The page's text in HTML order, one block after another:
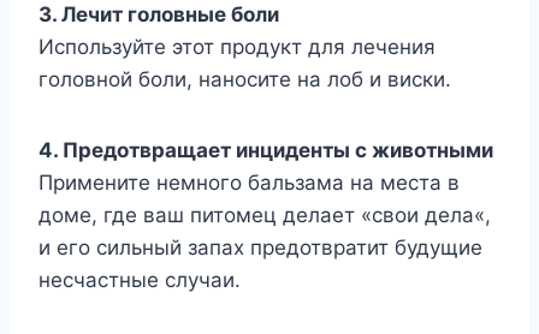
3. Лечит головные боли
Используйте этот продукт для лечения
головной боли, наносите на лоб и виски.
4. Предотвращает инциденты с животными
Примените немного бальзама на места в
доме, где ваш питомец делает «свои дела«,
и его сильный запах предотвратит будущие
несчастные случаи.